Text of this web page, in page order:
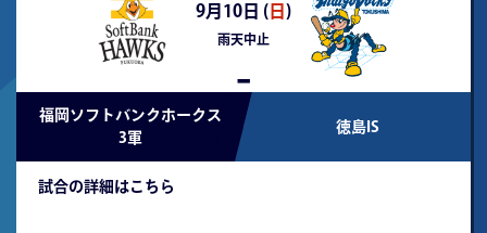
9月10日 ( 日 )
雨天中止
-
福岡ソフトバンクホークス
3軍
徳島IS
試合の詳細はこちら